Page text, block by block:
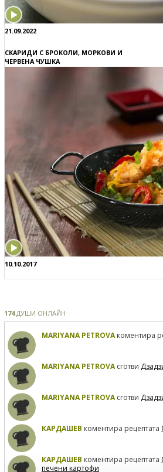
21.09.2022
СКАРИДИ С БРОКОЛИ, МОРКОВИ И
ЧЕРВЕНА ЧУШКА
10.10.2017
174ДУШИ ОНЛАЙН
MARIYANA PETROVAкоментира
MARIYANA PETROVAсготви
MARIYANA PETROVAсготви
КАРДАШЕВ коментира рецептата
КАРДАШЕВ коментира рецептата
печени картофи